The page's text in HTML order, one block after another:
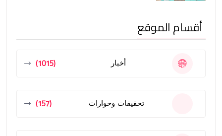
أقسام الموقع
أخبار (1015)
تحقيقات وحوارات (157)